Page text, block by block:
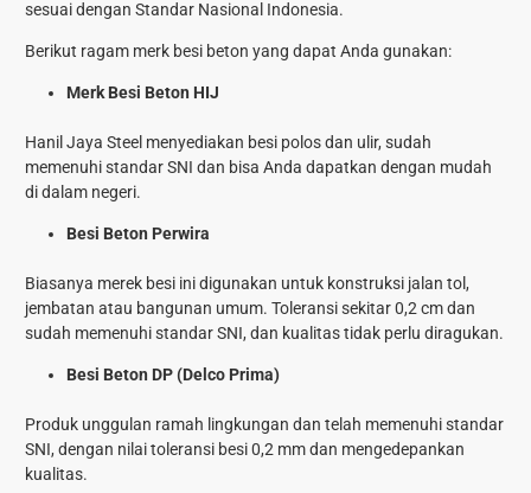
sesuai dengan Standar Nasional Indonesia.
Berikut ragam merk besi beton yang dapat Anda gunakan:
Merk Besi Beton HIJ
Hanil Jaya Steel menyediakan besi polos dan ulir, sudah
memenuhi standar SNI dan bisa Anda dapatkan dengan mudah
di dalam negeri.
Besi Beton Perwira
Biasanya merek besi ini digunakan untuk konstruksi jalan tol,
jembatan atau bangunan umum. Toleransi sekitar 0,2 cm dan
sudah memenuhi standar SNI, dan kualitas tidak perlu diragukan.
Besi Beton DP (Delco Prima)
Produk unggulan ramah lingkungan dan telah memenuhi standar
SNI, dengan nilai toleransi besi 0,2 mm dan mengedepankan
kualitas.